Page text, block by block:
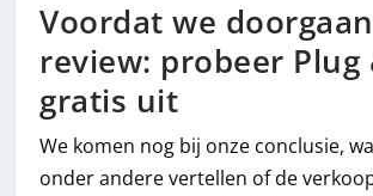
Voordat we
review: probeer Plug
gratis uit
We komen nog bij onze conclusie,
onder andere vertellen of de